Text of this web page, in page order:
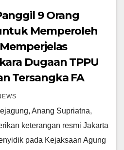
9 Orang
Memperoleh
Dugaan TPPU
Tersangka FA
Anang Supriatna,
keterangan resmi Jakarta
pada Kejaksaan Agung